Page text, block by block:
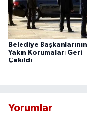
Belediye Başkanlarının
Yakın Korumaları Geri
Çekildi
Yorumlar